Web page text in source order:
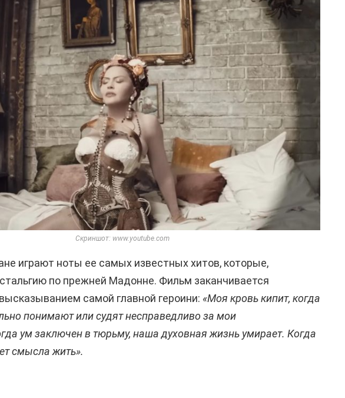
Скриншот: www.youtube.com
играют ноты ее самых известных хитов, которые,
по прежней Мадонне. Фильм заканчивается
самой главной героини: «Моя кровь кипит, когда
понимают или судят несправедливо за мои
ум заключен в тюрьму, наша духовная жизнь умирает. Когда
смысла жить».